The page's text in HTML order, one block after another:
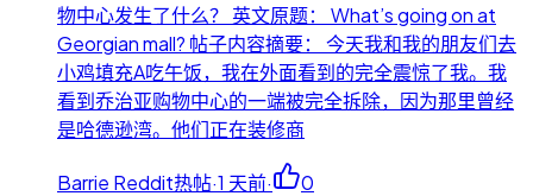
物中心发生了什么？ 英文原题： What’s going on at
Georgian mall? 帖子内容摘要： 今天我和我的朋友们去
小鸡填充A吃午饭，我在外面看到的完全震惊了我。我
看到乔治亚购物中心的一端被完全拆除，因为那里曾经
是哈德逊湾。他们正在装修商
Barrie Reddit热帖·1 天前· 0